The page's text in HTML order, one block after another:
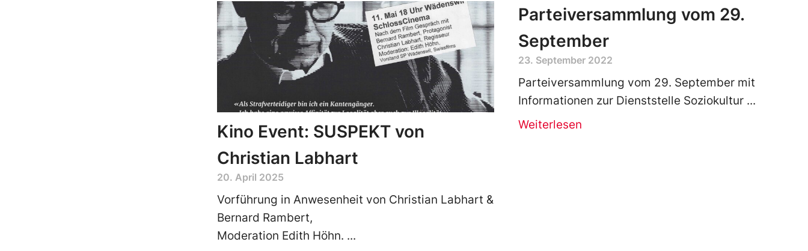
Kino Event: SUSPEKT von
Christian Labhart
20. April 2025
Vorführung in Anwesenheit von Christian Labhart &
Bernard Rambert,
Moderation Edith Höhn.
Parteiversammlung vom 29.
September
23. September 2022
Parteiversammlung vom 29. September mit
Informationen zur Dienststelle Soziokultur
Weiterlesen